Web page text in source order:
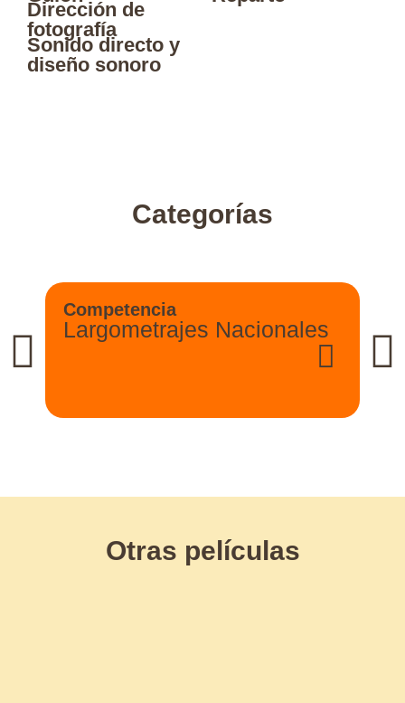
Dirección de
fotografía
Sonido directo y
diseño sonoro
Categorías
Competencia
Largometrajes Nacionales
Otras películas